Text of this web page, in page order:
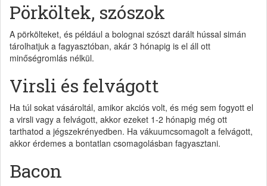
Pörköltek, szószok
A pörkölteket, és például a bolognai szószt darált hússal simán
tárolhatjuk a fagyasztóban, akár 3 hónapig is el áll ott
minőségromlás nélkül.
Virsli és felvágott
Ha túl sokat vásároltál, amikor akciós volt, és még sem fogyott el
a virsli vagy a felvágott, akkor ezeket 1-2 hónapig még ott
tarthatod a jégszekrényedben. Ha vákuumcsomagolt a felvágott,
akkor érdemes a bontatlan csomagolásban fagyasztani.
Bacon